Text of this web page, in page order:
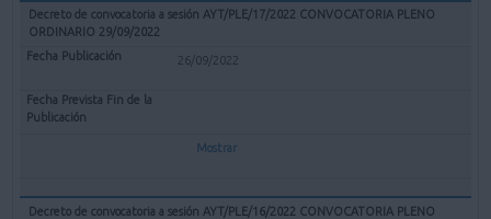
Decreto de convocatoria a sesión AYT/PLE/17/2022 CONVOCATORIA PLENO
ORDINARIO 29/09/2022
26/09/2022
Mostrar
Decreto de convocatoria a sesión AYT/PLE/16/2022 CONVOCATORIA PLENO